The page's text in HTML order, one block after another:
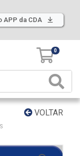
APP da CDA
0
VOLTAR